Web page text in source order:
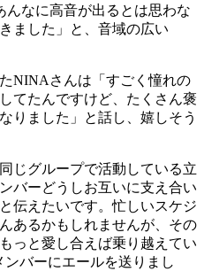
なに高音が出るとは思わな
ました」と、音域の広い
NINAさんは「すごく憧れの
てたんですけど、たくさん褒
りました」と話し、嬉しそう
じグループで活動している立
バーどうしお互いに支え合い
伝えたいです。忙しいスケジ
あるかもしれませんが、その
っと愛し合えば乗り越えてい
バーにエールを送りまし